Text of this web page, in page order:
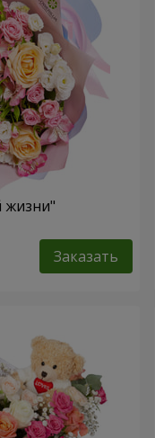
жизни"
Заказать